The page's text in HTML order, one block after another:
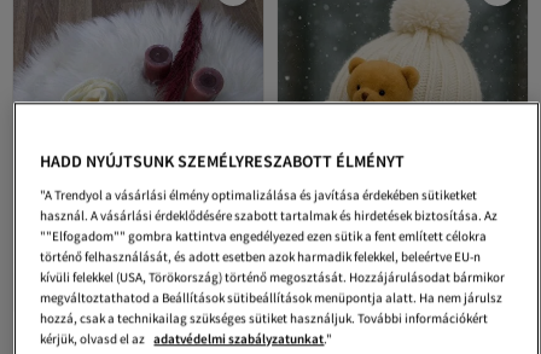
Generic Brand
Baby Girl dupla
Le Touche
HADD NYÚJTSUNK SZEMÉLYRESZABOTT ÉLMÉNYT
"A Trendyol a vásárlási élmény optimalizálása és javítása érdekében sütiketket
használ. A vásárlási érdeklődésére szabott tartalmak és hirdetések biztosítása. Az
""Elfogadom"" gombra kattintva engedélyezed ezen sütik a fent említett célokra
történő felhasználását, és adott esetben azok harmadik felekkel, beleértve EU-n
kívüli felekkel (USA, Törökország) történő megosztását. Hozzájárulásodat bármikor
megváltoztathatod a Beállítások sütibeállítások menüpontja alatt. Ha nem járulsz
hozzá, csak a technikailag szükséges sütiket használjuk. További információkért
kérjük, olvasd el az adatvédelmi szabályzatunkat."